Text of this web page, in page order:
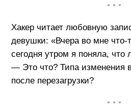
• • •
Хакер читает любовную
девушки: «Вчера во мне что-
сегодня утром я поняла,
— Это что? Типа изменения
после перезагрузки?
• • •